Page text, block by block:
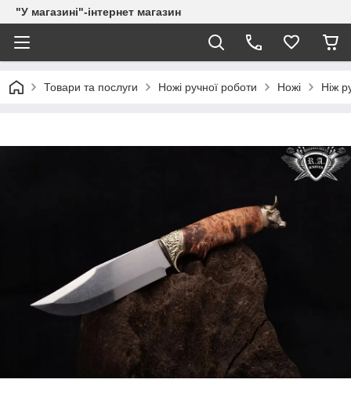
"У магазині"-інтернет магазин
Товари та послуги Ножі ручної роботи Ножі Ніж